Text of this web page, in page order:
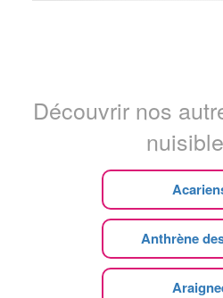
Découvrir nos
Anthrène